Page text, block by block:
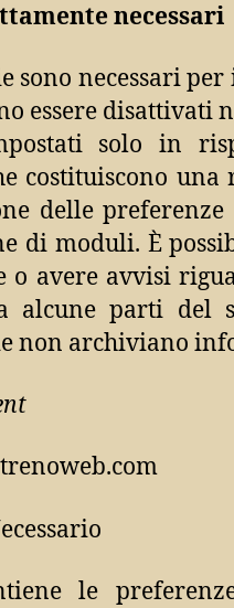
necessari
sono necessari
essere disattivati
solo in
costituiscono
delle preferenze
di moduli. È
o avere avvisi
alcune parti del
non archiviano
le